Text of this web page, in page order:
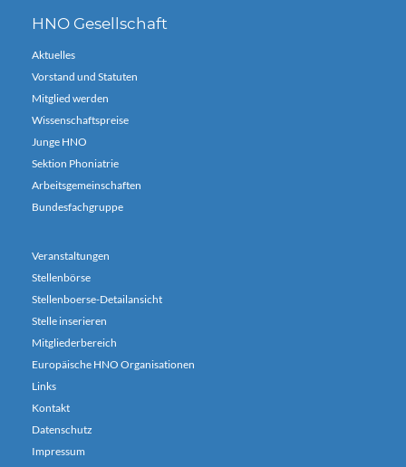
HNO Gesellschaft
Aktuelles
Vorstand und Statuten
Mitglied werden
Wissenschaftspreise
Junge HNO
Sektion Phoniatrie
Arbeitsgemeinschaften
Bundesfachgruppe
Veranstaltungen
Stellenbörse
Stellenboerse-Detailansicht
Stelle inserieren
Mitgliederbereich
Europäische HNO Organisationen
Links
Kontakt
Datenschutz
Impressum